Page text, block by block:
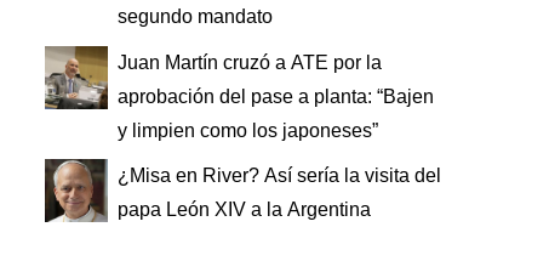
segundo mandato
Juan Martín cruzó a ATE por la
aprobación del pase a planta: “Bajen
y limpien como los japoneses”
¿Misa en River? Así sería la visita del
papa León XIV a la Argentina